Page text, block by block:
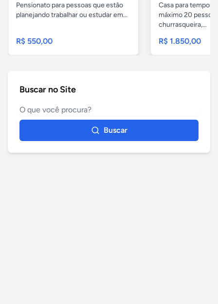
Pensionato para pessoas que estão
planejando trabalhar ou estudar em...
R$ 550,00
Casa para
máximo 20
churrasqueira,...
R$ 1.850,00
Buscar no Site
Buscar